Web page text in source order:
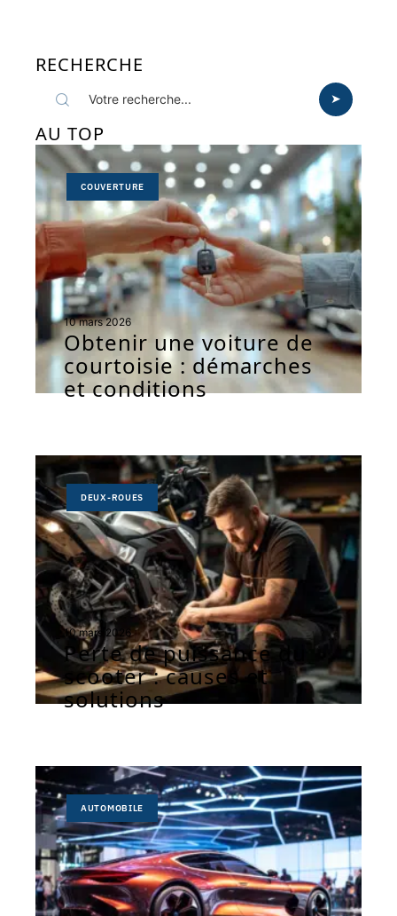
RECHERCHE
AU TOP
COUVERTURE
10 mars 2026
Obtenir une voiture de
courtoisie : démarches
et conditions
DEUX-ROUES
10 mars 2026
Perte de puissance du
scooter : causes et
solutions
AUTOMOBILE